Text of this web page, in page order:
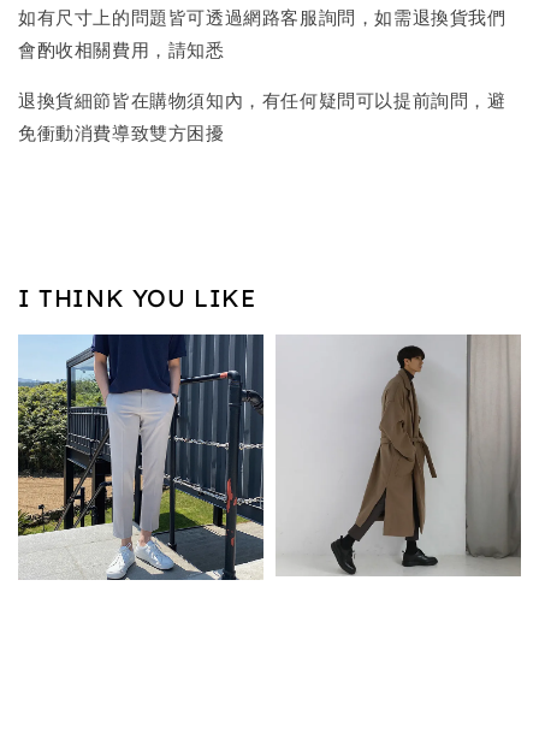
如有尺寸上的問題皆可透過網路客服詢問，如需退換貨我們
會酌收相關費用，請知悉
退換貨細節皆在購物須知內，有任何疑問可以提前詢問，避
免衝動消費導致雙方困擾
I THINK YOU LIKE